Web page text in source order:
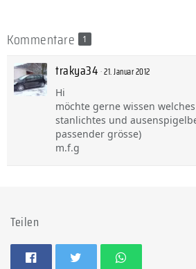
Kommentare 1
trakya34 21. Januar 2012
Hi
möchte gerne wissen
stanlichtes und
passender grösse)
m.f.g
Teilen